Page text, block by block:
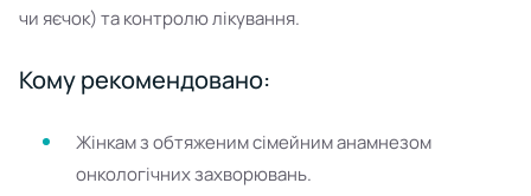
чи яєчок) та контролю лікування.
Кому рекомендовано:
Жінкам з обтяженим сімейним анамнезом
онкологічних захворювань.